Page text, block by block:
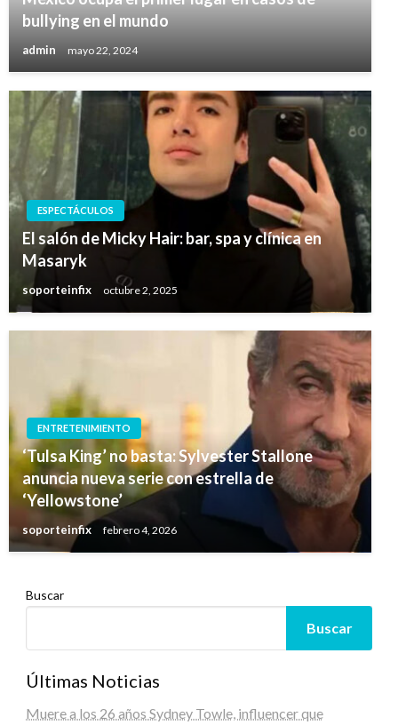
bullying en el mundo
admin mayo 22, 2024
ESPECTÁCULOS
El salón de Micky Hair: bar, spa y clínica en
Masaryk
soporteinfix octubre 2, 2025
ENTRETENIMIENTO
‘Tulsa King’ no basta: Sylvester Stallone
anuncia nueva serie con estrella de
‘Yellowstone’
soporteinfix febrero 4, 2026
Buscar
Buscar
Últimas Noticias
Muere a los 26 años Sydney Towle, influencer que